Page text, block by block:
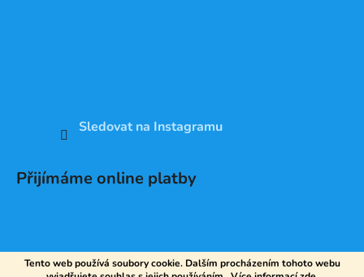
Tento web používá soubory cookie. Dalším procházením tohoto webu
Sledovat na Instagramu
Přijímáme online platby